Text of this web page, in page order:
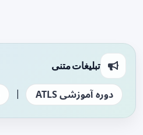
تبلیغات متنی
دوره آموزشی ATLS |